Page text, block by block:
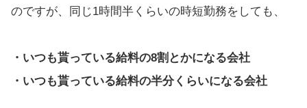
のですが、同じ1時間半くらいの時短勤務をしても、
・いつも貰っている給料の8割とかになる会社
・いつも貰っている給料の半分くらいになる会社